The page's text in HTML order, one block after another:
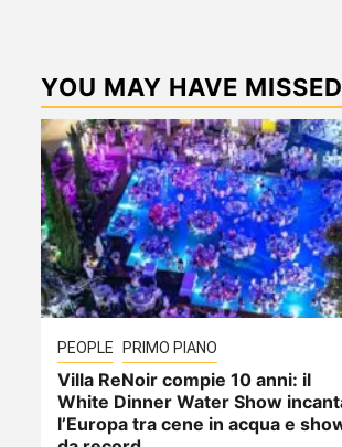
YOU MAY HAVE MISSED
PEOPLE PRIMO PIANO
Villa ReNoir compie 10 anni: il
White Dinner Water Show
l’Europa tra cene in acqua e